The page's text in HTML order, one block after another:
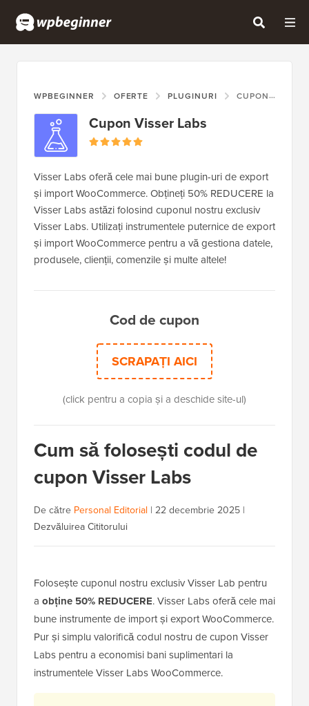
WPBEGINNER OFERTE PLUGINURI CUPON VISSER LABS
Cupon Visser Labs
Visser Labs oferă cele mai bune plugin-uri de export
și import WooCommerce. Obțineți 50% REDUCERE la
Visser Labs astăzi folosind cuponul nostru exclusiv
Visser Labs. Utilizați instrumentele puternice de export
și import WooCommerce pentru a vă gestiona datele,
produsele, clienții, comenzile și multe altele!
Cod de cupon
SCRAPAȚI AICI
(click pentru a copia și a deschide site-ul)
Cum să folosești codul de
cupon Visser Labs
De către Personal Editorial | 22 decembrie 2025 |
Dezvăluirea Cititorului
Folosește cuponul nostru exclusiv Visser Lab pentru
a obține 50% REDUCERE. Visser Labs oferă cele mai
bune instrumente de import și export WooCommerce.
Pur și simplu valorifică codul nostru de cupon Visser
Labs pentru a economisi bani suplimentari la
instrumentele Visser Labs WooCommerce.